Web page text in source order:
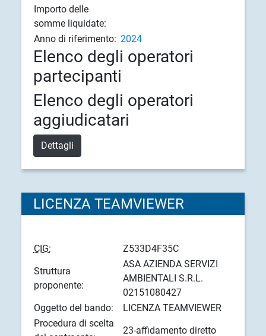
Importo delle
somme liquidate:
Anno di riferimento: 2024
Elenco degli operatori
partecipanti
Elenco degli operatori
aggiudicatari
Dettagli
LICENZA TEAMVIEWER
CIG:
Z533D4F35C
Struttura
proponente:
ASA AZIENDA SERVIZI
AMBIENTALI S.R.L.
02151080427
Oggetto del bando:
LICENZA TEAMVIEWER
Procedura di scelta
23-affidamento diretto